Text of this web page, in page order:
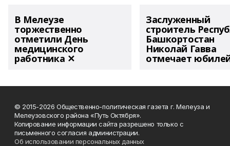
В Мелеузе
торжественно
отметили День
медицинского
работника ✕
Заслуженный
строитель
Башкортостан
Николай Гавва
отмечает
© 2015-2026 Общественно-политическая газета г. Мелеуза и
Мелеузовского района «Путь Октября».
Копирование информации сайта разрешено только с
письменного согласия администрации.
Об использовании персональных данных